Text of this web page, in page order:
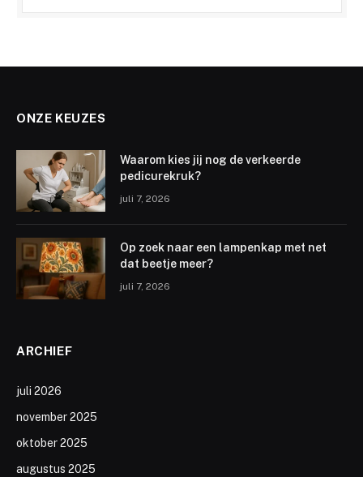
ONZE KEUZES
Waarom kies jij nog de verkeerde
pedicurekruk?
juli 7, 2026
Op zoek naar een lampenkap met net
dat beetje meer?
juli 7, 2026
ARCHIEF
juli 2026
november 2025
oktober 2025
augustus 2025